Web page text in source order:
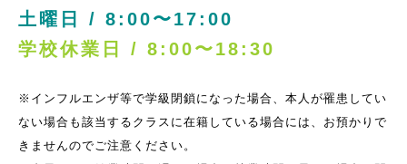
土曜日 / 8:00〜17:00
学校休業日 / 8:00〜18:30
※インフルエンザ等で学級閉鎖になった場合、本人が罹患してい
ない場合も該当するクラスに在籍している場合には、お預かりで
きませんのでご注意ください。